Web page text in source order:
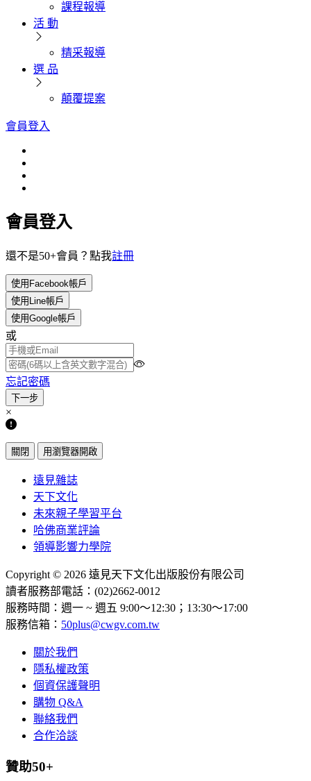
課程報導
活 動
精采報導
選 品
顛覆提案
會員登入
會員登入
還不是50+會員？點我註冊
使用Facebook帳戶
使用Line帳戶
使用Google帳戶
或
忘記密碼
×
關閉 用瀏覽器開啟
遠見雜誌
天下文化
未來親子學習平台
哈佛商業評論
領導影響力學院
Copyright © 2026 遠見天下文化出版股份有限公司
讀者服務部電話：(02)2662-0012
服務時間：週一 ~ 週五 9:00～12:30；13:30～17:00
服務信箱： 50plus@cwgv.com.tw
關於我們
隱私權政策
個資保護聲明
購物 Q&A
聯絡我們
合作洽談
贊助50+